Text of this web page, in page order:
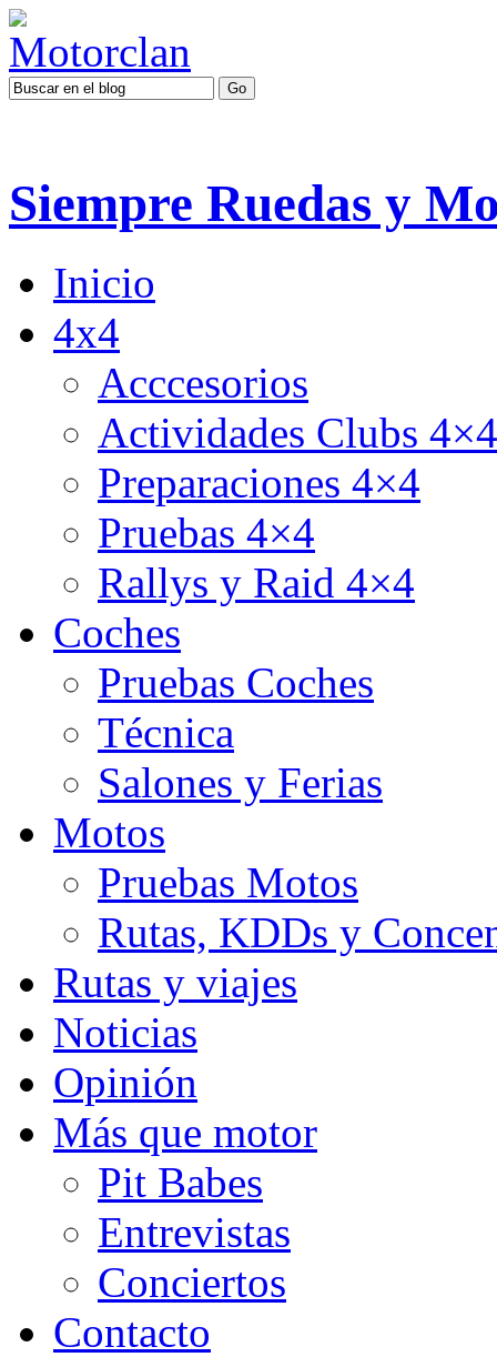
Siempre Ruedas y
Inicio
4x4
Acccesorios
Actividades Clubs 4×4
Preparaciones 4×4
Pruebas 4×4
Rallys y Raid 4×4
Coches
Pruebas Coches
Técnica
Salones y Ferias
Motos
Pruebas Motos
Rutas, KDDs y
Rutas y viajes
Noticias
Opinión
Más que motor
Pit Babes
Entrevistas
Conciertos
Contacto